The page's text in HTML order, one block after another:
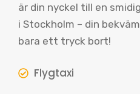
är din nyckel till en
i Stockholm – din
bara ett tryck bort!
Flygtaxi